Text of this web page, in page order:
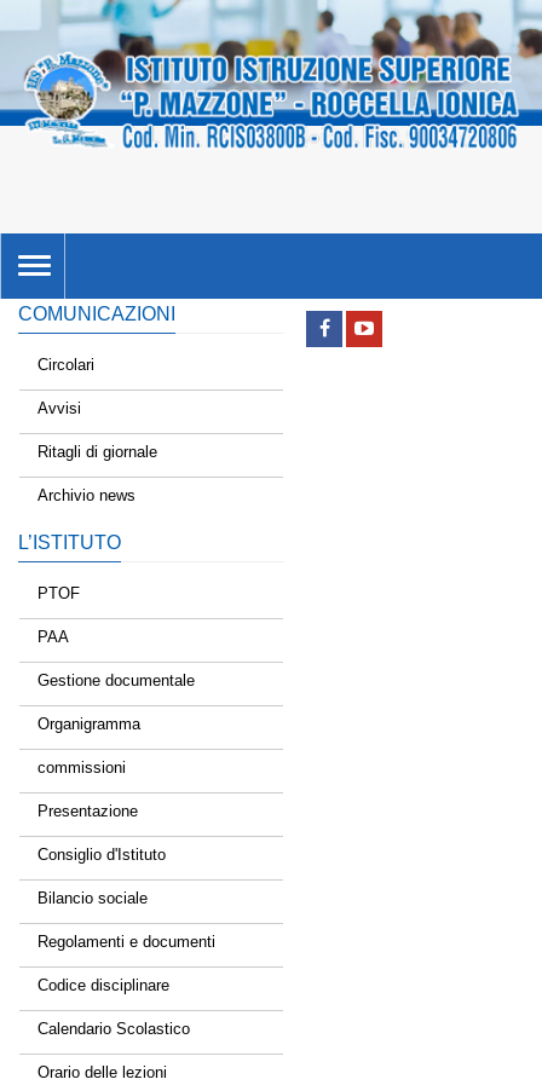
TOGGLE
NAVIGATION
COMUNICAZIONI
Circolari
Avvisi
Ritagli di giornale
Archivio news
L’ISTITUTO
PTOF
PAA
Gestione documentale
Organigramma
commissioni
Presentazione
Consiglio d'Istituto
Bilancio sociale
Regolamenti e documenti
Codice disciplinare
Calendario Scolastico
Orario delle lezioni